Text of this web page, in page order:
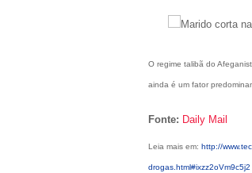
O regime talibã do
ainda é um fator
Fonte: Daily Mail
Leia mais em: http://
drogas.html#ixzz2oVm9c5j2